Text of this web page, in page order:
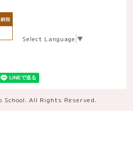
Select Language ▼
School. All Rights Reserved.